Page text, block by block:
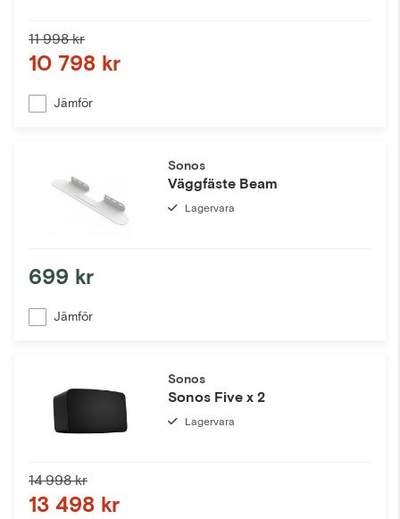
11 998 kr
10 798 kr
Jämför
Sonos
Väggfäste Beam
Lagervara
699 kr
Jämför
Sonos
Sonos Five x 2
Lagervara
14 998 kr
13 498 kr